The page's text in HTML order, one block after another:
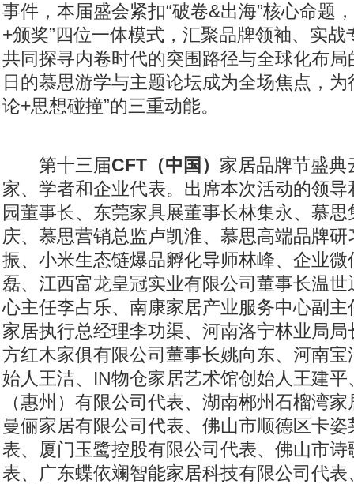
事件，本届盛会紧扣“破卷&出海”核心命题
+颁奖”四位一体模式，汇聚品牌领袖、实
共同探寻内卷时代的突围路径与全球化布
日的慕思游学与主题论坛成为全场焦点，为
论+思想碰撞”的三重动能。
第十三届CFT （中国 ） 家居品牌节盛典
家、学者和企业代表。出席本次活动的领
园董事长、东莞家具展董事长林集永、慕
庆、慕思营销总监卢凯淮、慕思高端品牌
振、小米生态链爆品孵化导师林峰、企业
磊、江西富龙皇冠实业有限公司董事长温
心主任李占乐、南康家居产业服务中心副
家居执行总经理李功渠、河南洛宁林业局
方红木家俱有限公司董事长姚向东、河南
始人王洁、IN物仓家居艺术馆创始人王建
（惠州）有限公司代表、湖南郴州石榴湾
曼俪家居有限公司代表、佛山市顺德区卡
表、厦门玉鹭控股有限公司代表、佛山市
表、广东蝶依斓智能家居科技有限公司代